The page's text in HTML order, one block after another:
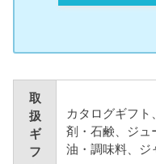
取
扱
ギ
フ
カタログギフ
剤・石鹸、ジュ
油・調味料、ジ